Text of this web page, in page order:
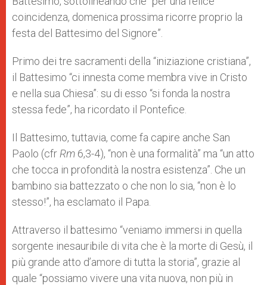
coincidenza, domenica prossima ricorre proprio la
festa del Battesimo del Signore”.
Primo dei tre sacramenti della “iniziazione cristiana”,
il Battesimo “ci innesta come membra vive in Cristo
e nella sua Chiesa”: su di esso “si fonda la nostra
stessa fede”, ha ricordato il Pontefice.
Il Battesimo, tuttavia, come fa capire anche San
Paolo (cfr Rm 6,3-4), “non è una formalità” ma “un atto
che tocca in profondità la nostra esistenza”. Che un
bambino sia battezzato o che non lo sia, “non è lo
stesso!”, ha esclamato il Papa.
Attraverso il battesimo “veniamo immersi in quella
sorgente inesauribile di vita che è la morte di Gesù, il
più grande atto d’amore di tutta la storia”, grazie al
quale “possiamo vivere una vita nuova, non più in